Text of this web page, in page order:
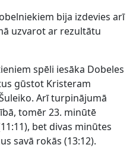
bija izdevies arī
uzvarot ar rezultātu
spēli iesāka Dobeles
gūstot Kristeram
Arī turpinājumā
tomēr 23. minūtē
bet divas minūtes
savā rokās (13:12).